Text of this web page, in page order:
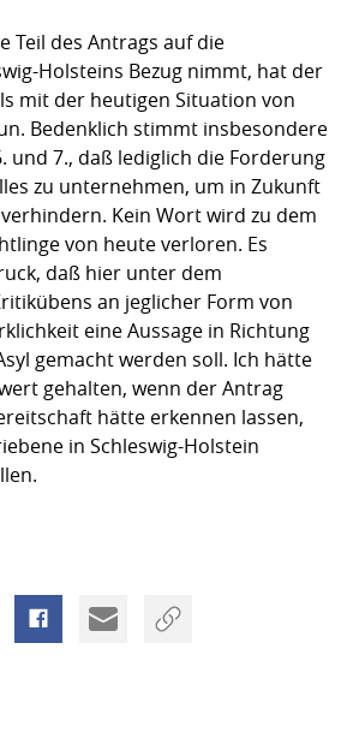
Teil des Antrags auf die
Holsteins Bezug nimmt, hat der
mit der heutigen Situation von
Bedenklich stimmt insbesondere
und 7., daß lediglich die Forderung
zu unternehmen, um in Zukunft
Kein Wort wird zu dem
von heute verloren. Es
daß hier unter dem
an jeglicher Form von
eine Aussage in Richtung
gemacht werden soll. Ich hätte
gehalten, wenn der Antrag
hätte erkennen lassen,
in Schleswig-Holstein